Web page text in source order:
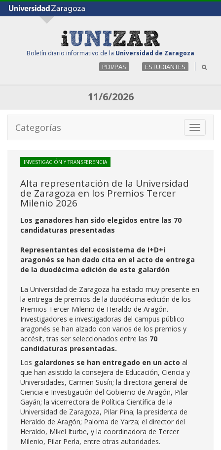
Boletín diario informativo de la Universidad de Zaragoza
PDI/PAS ESTUDIANTES
11/6/2026
Toggle
Categorías
INVESTIGACIÓN Y TRANSFERENCIA
Alta representación de la Universidad
de Zaragoza en los Premios Tercer
Milenio 2026
Los ganadores han sido elegidos entre las 70
candidaturas presentadas
Representantes del ecosistema de I+D+i
aragonés se han dado cita en el acto de entrega
de la duodécima edición de este galardón
La Universidad de Zaragoza ha estado muy presente en
la entrega de premios de la duodécima edición de los
Premios Tercer Milenio de Heraldo de Aragón.
Investigadores e investigadoras del campus público
aragonés se han alzado con varios de los premios y
accésit, tras ser seleccionados entre las 70
candidaturas presentadas.
Los galardones se han entregado en un acto al
que han asistido la consejera de Educación, Ciencia y
Universidades, Carmen Susín; la directora general de
Ciencia e Investigación del Gobierno de Aragón, Pilar
Gayán; la vicerrectora de Política Científica de la
Universidad de Zaragoza, Pilar Pina; la presidenta de
Heraldo de Aragón; Paloma de Yarza; el director del
Heraldo, Mikel Iturbe, y la coordinadora de Tercer
Milenio, Pilar Perla, entre otras autoridades.